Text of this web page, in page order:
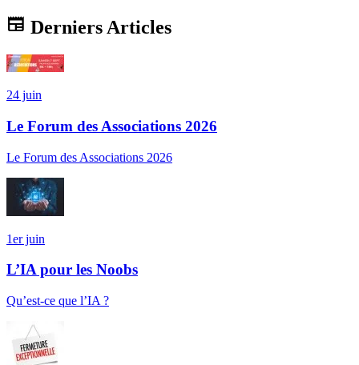
newspaper Derniers Articles
24 juin
Le Forum des Associations 2026
Le Forum des Associations 2026
1er juin
L’IA pour les Noobs
Qu’est-ce que l’IA ?